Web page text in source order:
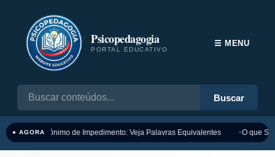
Psicopedagogia
PORTAL EDUCATIVO
Buscar
☰ MENU
● AGORASinônimo de Impedimento: Veja Palavras Equivalentes O que